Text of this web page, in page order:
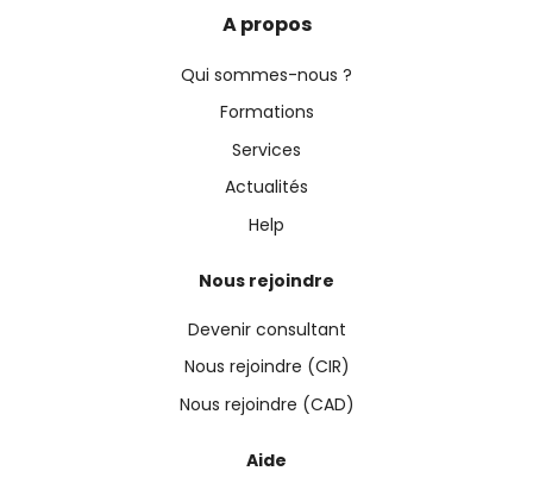
A propos
Qui sommes-nous ?
Formations
Services
Actualités
Help
Nous rejoindre
Devenir consultant
Nous rejoindre (CIR)
Nous rejoindre (CAD)
Aide